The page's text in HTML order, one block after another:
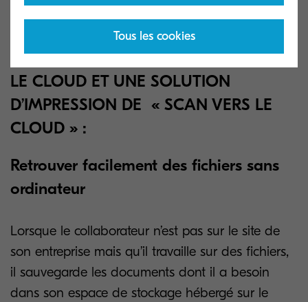
2. LES BONNES RAISONS DE CHOISIR
UNE SOLUTION D’IMPRESSION DEPUIS
LE CLOUD ET UNE SOLUTION
D’IMPRESSION DE « SCAN VERS LE
CLOUD » :
Retrouver facilement des fichiers sans
ordinateur
Lorsque le collaborateur n’est pas sur le site de
son entreprise mais qu’il travaille sur des fichiers,
il sauvegarde les documents dont il a besoin
dans son espace de stockage hébergé sur le
Tous les cookies